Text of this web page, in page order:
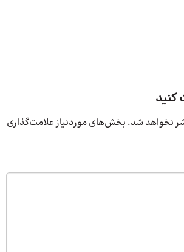
کنید
نخواهد شد. بخش‌های موردنیاز علامت‌گذاری